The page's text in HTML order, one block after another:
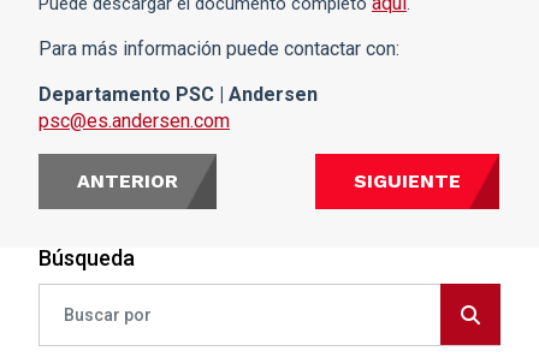
Búsqueda
Para más información puede contactar con:
Departamento PSC | Andersen
psc@es.andersen.com
ANTERIOR SIGUIENTE